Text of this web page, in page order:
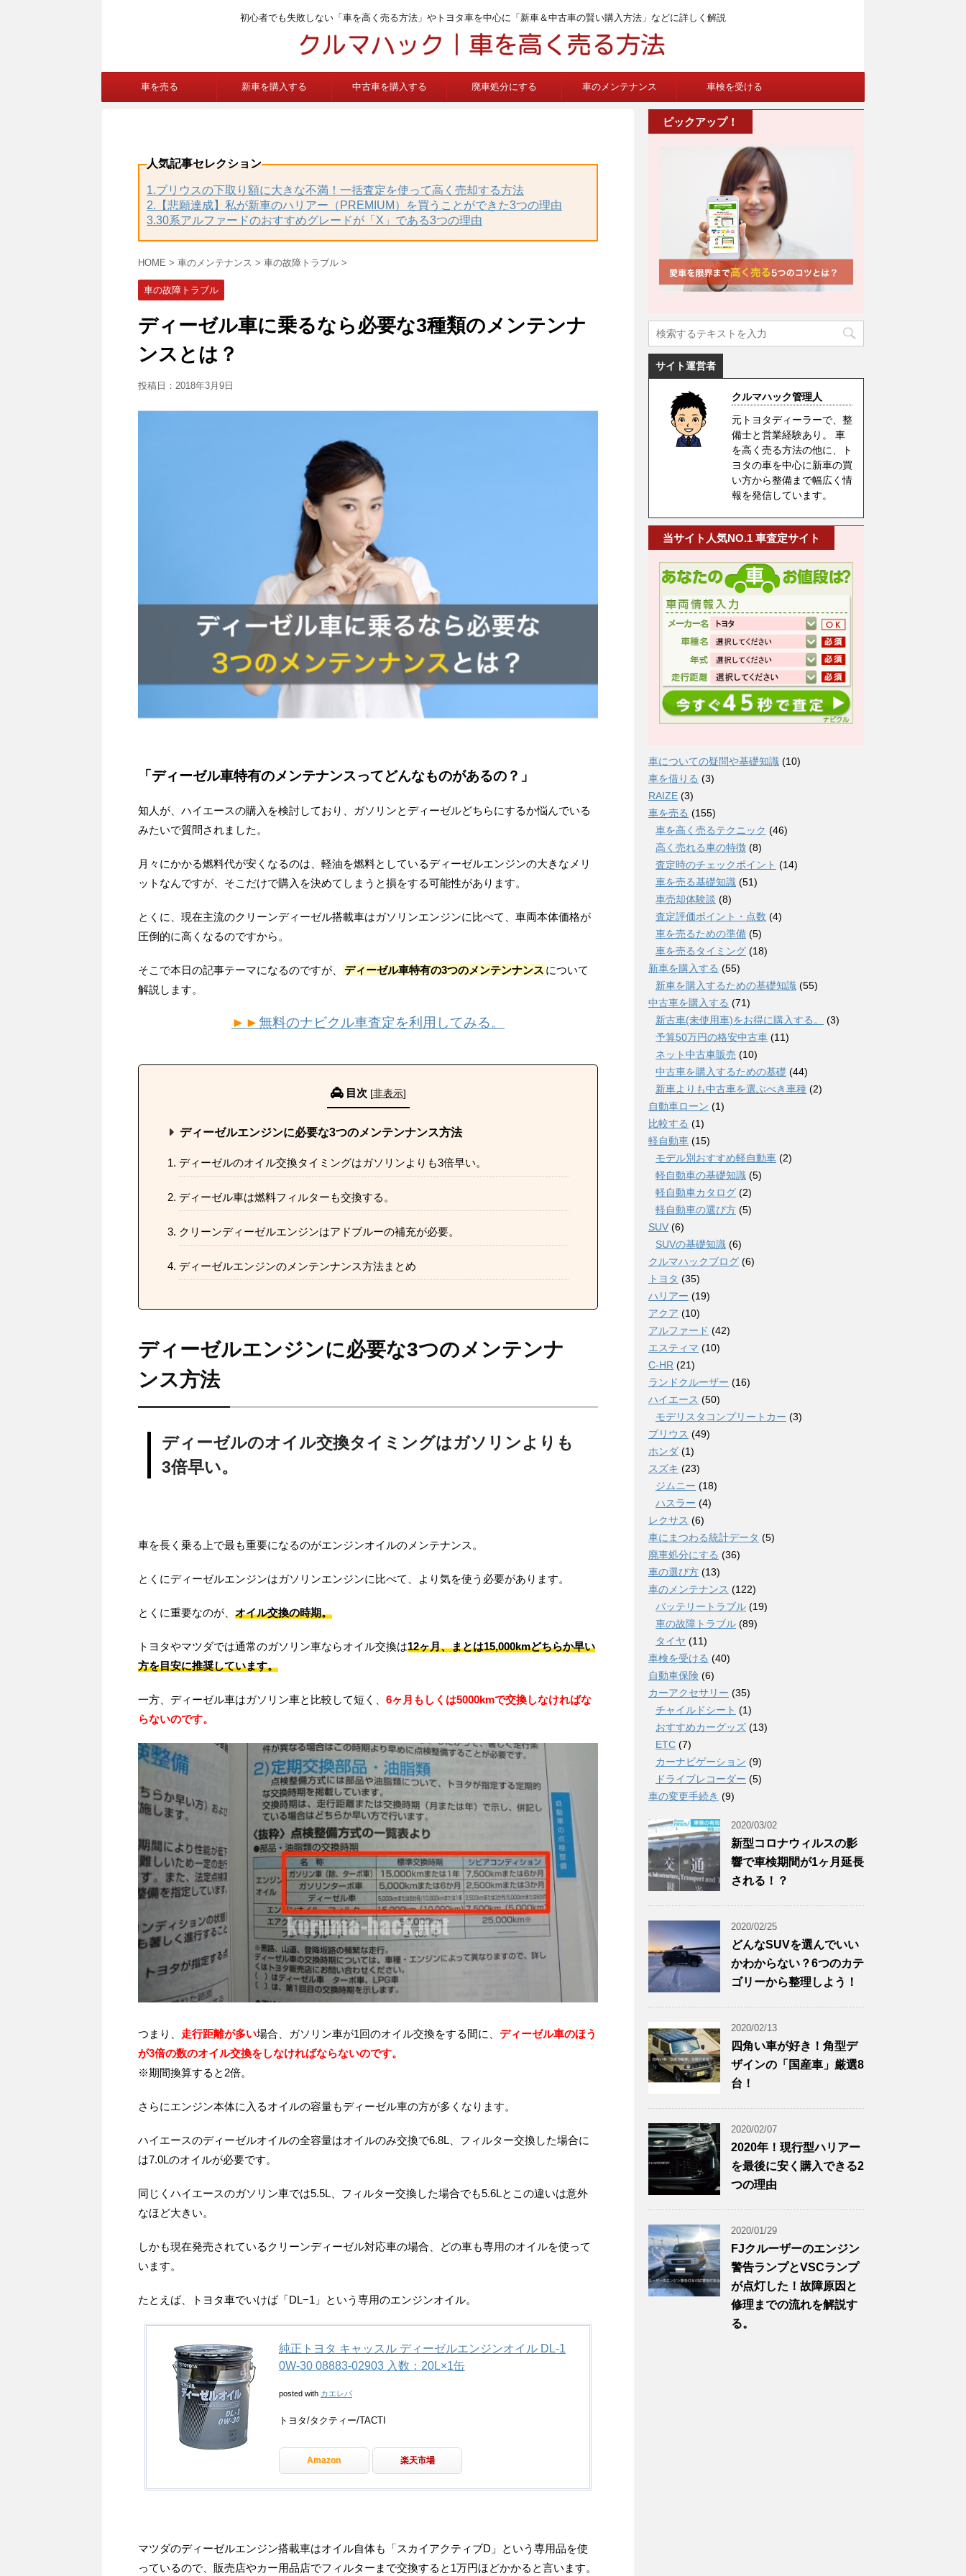
初心者でも失敗しない「車を高く売る方法」やトヨタ車を中心に「新車＆中古車の賢い購入方法」などに詳しく解説
車を売る 新車を購入する 中古車を購入する 廃車処分にする 車のメンテナンス 車検を受ける
人気記事セレクション
1.プリウスの下取り額に大きな不満！一括査定を使って高く売却する方法
2.【悲願達成】私が新車のハリアー（PREMIUM）を買うことができた3つの理由
3.30系アルファードのおすすめグレードが「X」である3つの理由
HOME > 車のメンテナンス > 車の故障トラブル >
車の故障トラブル
ディーゼル車に乗るなら必要な3種類のメンテンナ
ンスとは？
投稿日： 2018年3月9日
「ディーゼル車特有のメンテナンスってどんなものがあるの？」
知人が、ハイエースの購入を検討しており、ガソリンとディーゼルどちらにするか悩んでいる
みたいで質問されました。
月々にかかる燃料代が安くなるのは、軽油を燃料としているディーゼルエンジンの大きなメリ
ットなんですが、そこだけで購入を決めてしまうと損をする可能性があります。
とくに、現在主流のクリーンディーゼル搭載車はガソリンエンジンに比べて、車両本体価格が
圧倒的に高くなるのですから。
そこで本日の記事テーマになるのですが、 ディーゼル車特有の3つのメンテンナンス について
解説します。
►►無料のナビクル車査定を利用してみる。
目次 [非表示]
ディーゼルエンジンに必要な3つのメンテンナンス方法
ディーゼルのオイル交換タイミングはガソリンよりも3倍早い。
ディーゼル車は燃料フィルターも交換する。
クリーンディーゼルエンジンはアドブルーの補充が必要。
ディーゼルエンジンのメンテンナンス方法まとめ
ディーゼルエンジンに必要な3つのメンテンナ
ンス方法
ディーゼルのオイル交換タイミングはガソリンよりも
3倍早い。
車を長く乗る上で最も重要になるのがエンジンオイルのメンテナンス。
とくにディーゼルエンジンはガソリンエンジンに比べて、より気を使う必要があります。
とくに重要なのが、 オイル交換の時期。
トヨタやマツダでは通常のガソリン車ならオイル交換は12ヶ月、まとは15,000kmどちらか早い
方を目安に推奨しています。
一方、ディーゼル車はガソリン車と比較して短く、 6ヶ月もしくは5000kmで交換しなければな
らないのです。
つまり、 走行距離が多い場合、ガソリン車が1回のオイル交換をする間に、 ディーゼル車のほう
が3倍の数のオイル交換をしなければならないのです。
※期間換算すると2倍。
さらにエンジン本体に入るオイルの容量もディーゼル車の方が多くなります。
ハイエースのディーゼルオイルの全容量はオイルのみ交換で6.8L、フィルター交換した場合に
は7.0Lのオイルが必要です。
同じくハイエースのガソリン車では5.5L、フィルター交換した場合でも5.6Lとこの違いは意外
なほど大きい。
しかも現在発売されているクリーンディーゼル対応車の場合、どの車も専用のオイルを使って
います。
たとえば、トヨタ車でいけば「DL−1」という専用のエンジンオイル。
純正トヨタ キャッスル ディーゼルエンジンオイル DL-1
0W-30 08883-02903 入数：20L×1缶
posted with カエレバ
トヨタ/タクティー/TACTI
Amazon 楽天市場
マツダのディーゼルエンジン搭載車はオイル自体も「スカイアクティブD」という専用品を使
っているので、販売店やカー用品店でフィルターまで交換すると1万円ほどかかると言います。
ピックアップ！
サイト運営者
クルマハック管理人
元トヨタディーラーで、整
備士と営業経験あり。 車
を高く売る方法の他に、ト
ヨタの車を中心に新車の買
い方から整備まで幅広く情
報を発信しています。
当サイト人気NO.1 車査定サイト
車についての疑問や基礎知識 (10)
車を借りる (3)
RAIZE (3)
車を売る (155)
車を高く売るテクニック (46)
高く売れる車の特徴 (8)
査定時のチェックポイント (14)
車を売る基礎知識 (51)
車売却体験談 (8)
査定評価ポイント・点数 (4)
車を売るための準備 (5)
車を売るタイミング (18)
新車を購入する (55)
新車を購入するための基礎知識 (55)
中古車を購入する (71)
新古車(未使用車)をお得に購入する。
(3)
予算50万円の格安中古車 (11)
ネット中古車販売 (10)
中古車を購入するための基礎 (44)
新車よりも中古車を選ぶべき車種 (2)
自動車ローン (1)
比較する (1)
軽自動車 (15)
モデル別おすすめ軽自動車 (2)
軽自動車の基礎知識 (5)
軽自動車カタログ (2)
軽自動車の選び方 (5)
SUV (6)
SUVの基礎知識 (6)
クルマハックブログ (6)
トヨタ (35)
ハリアー (19)
アクア (10)
アルファード (42)
エスティマ (10)
C-HR (21)
ランドクルーザー (16)
ハイエース (50)
モデリスタコンプリートカー (3)
プリウス (49)
ホンダ (1)
スズキ (23)
ジムニー (18)
ハスラー (4)
レクサス (6)
車にまつわる統計データ (5)
廃車処分にする (36)
車の選び方 (13)
車のメンテナンス (122)
バッテリートラブル (19)
車の故障トラブル (89)
タイヤ (11)
車検を受ける (40)
自動車保険 (6)
カーアクセサリー (35)
チャイルドシート (1)
おすすめカーグッズ (13)
ETC (7)
カーナビゲーション (9)
ドライブレコーダー (5)
車の変更手続き (9)
2020/03/02
新型コロナウィルスの影
響で車検期間が1ヶ月延長
される！？
2020/02/25
どんなSUVを選んでいい
かわからない？6つのカテ
ゴリーから整理しよう！
2020/02/13
四角い車が好き！角型デ
ザインの「国産車」厳選8
台！
2020/02/07
2020年！現行型ハリアー
を最後に安く購入できる2
つの理由
2020/01/29
FJクルーザーのエンジン
警告ランプとVSCランプ
が点灯した！故障原因と
修理までの流れを解説す
る。